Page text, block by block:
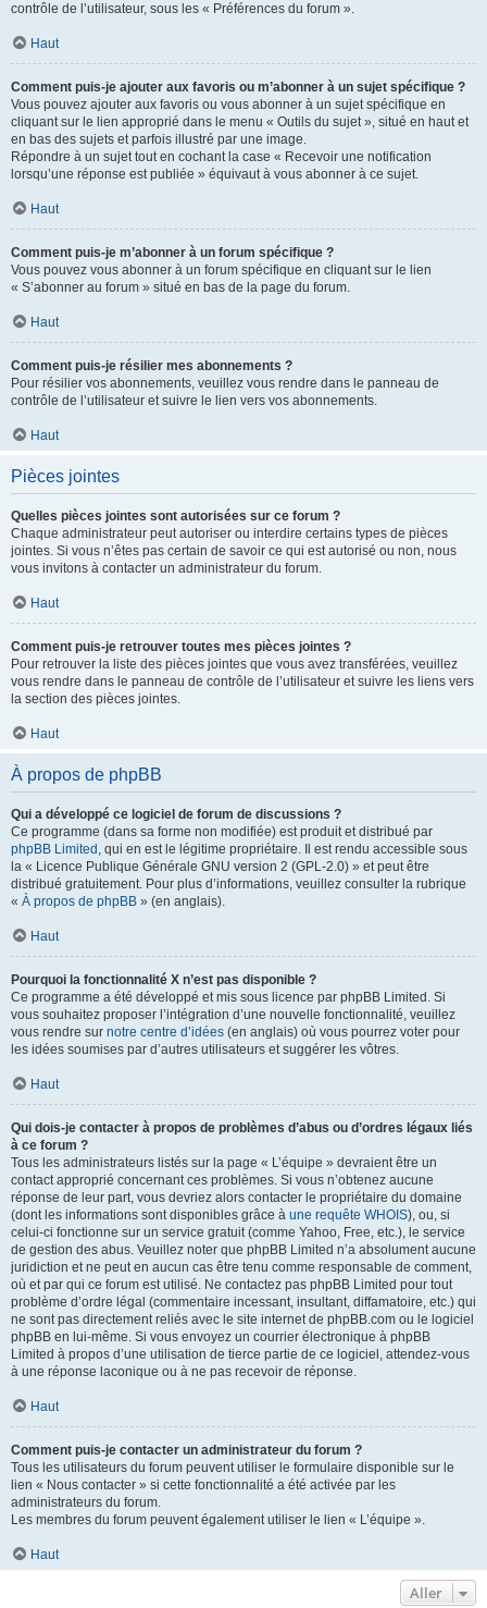
contrôle de l’utilisateur, sous les « Préférences du forum ».
Haut
Comment puis-je ajouter aux favoris ou m’abonner à un sujet spécifique ?
Vous pouvez ajouter aux favoris ou vous abonner à un sujet spécifique en
cliquant sur le lien approprié dans le menu « Outils du sujet », situé en haut et
en bas des sujets et parfois illustré par une image.
Répondre à un sujet tout en cochant la case « Recevoir une notification
lorsqu’une réponse est publiée » équivaut à vous abonner à ce sujet.
Haut
Comment puis-je m’abonner à un forum spécifique ?
Vous pouvez vous abonner à un forum spécifique en cliquant sur le lien
« S’abonner au forum » situé en bas de la page du forum.
Haut
Comment puis-je résilier mes abonnements ?
Pour résilier vos abonnements, veuillez vous rendre dans le panneau de
contrôle de l’utilisateur et suivre le lien vers vos abonnements.
Haut
Pièces jointes
Quelles pièces jointes sont autorisées sur ce forum ?
Chaque administrateur peut autoriser ou interdire certains types de pièces
jointes. Si vous n’êtes pas certain de savoir ce qui est autorisé ou non, nous
vous invitons à contacter un administrateur du forum.
Haut
Comment puis-je retrouver toutes mes pièces jointes ?
Pour retrouver la liste des pièces jointes que vous avez transférées, veuillez
vous rendre dans le panneau de contrôle de l’utilisateur et suivre les liens vers
la section des pièces jointes.
Haut
À propos de phpBB
Qui a développé ce logiciel de forum de discussions ?
Ce programme (dans sa forme non modifiée) est produit et distribué par
phpBB Limited , qui en est le légitime propriétaire. Il est rendu accessible sous
la « Licence Publique Générale GNU version 2 (GPL-2.0) » et peut être
distribué gratuitement. Pour plus d’informations, veuillez consulter la rubrique
« À propos de phpBB » (en anglais).
Haut
Pourquoi la fonctionnalité X n’est pas disponible ?
Ce programme a été développé et mis sous licence par phpBB Limited. Si
vous souhaitez proposer l’intégration d’une nouvelle fonctionnalité, veuillez
vous rendre sur notre centre d’idées (en anglais) où vous pourrez voter pour
les idées soumises par d’autres utilisateurs et suggérer les vôtres.
Haut
Qui dois-je contacter à propos de problèmes d’abus ou d’ordres légaux liés
à ce forum ?
Tous les administrateurs listés sur la page « L’équipe » devraient être un
contact approprié concernant ces problèmes. Si vous n’obtenez aucune
réponse de leur part, vous devriez alors contacter le propriétaire du domaine
(dont les informations sont disponibles grâce à une requête WHOIS), ou, si
celui-ci fonctionne sur un service gratuit (comme Yahoo, Free, etc.), le service
de gestion des abus. Veuillez noter que phpBB Limited n’a absolument aucune
juridiction et ne peut en aucun cas être tenu comme responsable de comment,
où et par qui ce forum est utilisé. Ne contactez pas phpBB Limited pour tout
problème d’ordre légal (commentaire incessant, insultant, diffamatoire, etc.) qui
ne sont pas directement reliés avec le site internet de phpBB.com ou le logiciel
phpBB en lui-même. Si vous envoyez un courrier électronique à phpBB
Limited à propos d’une utilisation de tierce partie de ce logiciel, attendez-vous
à une réponse laconique ou à ne pas recevoir de réponse.
Haut
Comment puis-je contacter un administrateur du forum ?
Tous les utilisateurs du forum peuvent utiliser le formulaire disponible sur le
lien « Nous contacter » si cette fonctionnalité a été activée par les
administrateurs du forum.
Les membres du forum peuvent également utiliser le lien « L’équipe ».
Haut
Aller